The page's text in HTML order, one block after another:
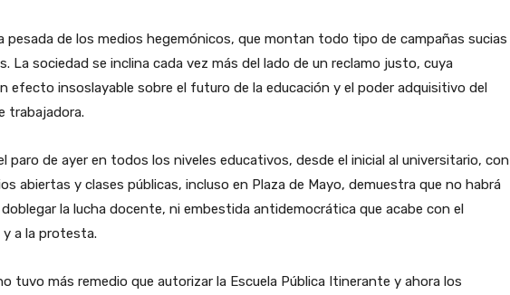
pesada de los medios hegemónicos, que montan todo tipo de campañas sucias
La sociedad se inclina cada vez más del lado de un reclamo justo, cuya
efecto insoslayable sobre el futuro de la educación y el poder adquisitivo del
trabajadora.
paro de ayer en todos los niveles educativos, desde el inicial al universitario, con
abiertas y clases públicas, incluso en Plaza de Mayo, demuestra que no habrá
la lucha docente, ni embestida antidemocrática que acabe con el
y a la protesta.
tuvo más remedio que autorizar la Escuela Pública Itinerante y ahora los